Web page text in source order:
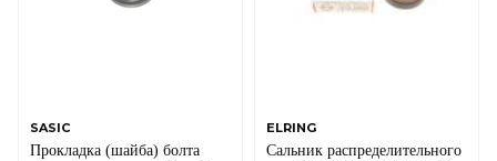
SMART
SASIC
Прокладка (шайба) болта
ELRING
Сальник распределительного